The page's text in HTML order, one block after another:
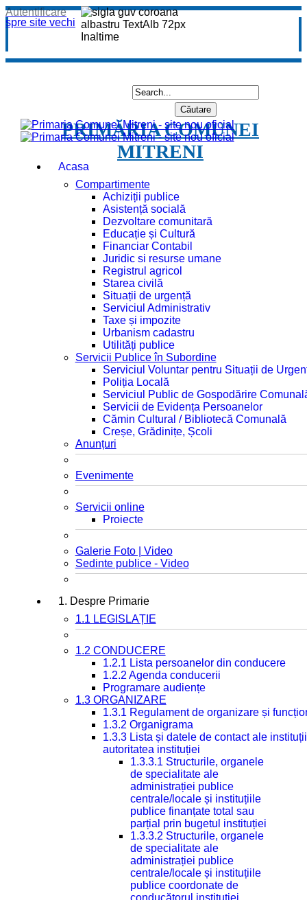
spre site vechi
Autentificare
PRIMĂRIA COMUNEI
MITRENI
Acasa
Compartimente
Achiziții publice
Asistență socială
Dezvoltare comunitară
Educație și Cultură
Financiar Contabil
Juridic si resurse umane
Registrul agricol
Starea civilă
Situații de urgență
Serviciul Administrativ
Taxe și impozite
Urbanism cadastru
Utilități publice
Servicii Publice în Subordine
Serviciul Voluntar pentru Situații de
Poliția Locală
Serviciul Public de Gospodărire
Servicii de Evidența Persoanelor
Cămin Cultural / Bibliotecă Comunală
Creșe, Grădinițe, Școli
Anunțuri
Evenimente
Servicii online
Proiecte
Galerie Foto | Video
Sedinte publice - Video
1. Despre Primarie
1.1 LEGISLAȚIE
1.2 CONDUCERE
1.2.1 Lista persoanelor din conducere
1.2.2 Agenda conducerii
Programare audiențe
1.3 ORGANIZARE
1.3.1 Regulament de organizare și
1.3.2 Organigrama
1.3.3 Lista și datele de contact ale
autoritatea instituției
1.3.3.1 Structurile, organele
de specialitate ale
administrației publice
centrale/locale și instituțiile
publice finanțate total sau
parțial prin bugetul instituției
1.3.3.2 Structurile, organele
de specialitate ale
administrației publice
centrale/locale și instituțiile
publice coordonate de
conducătorul instituției